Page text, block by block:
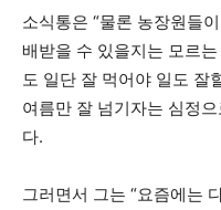
소식통은 “물론 농장원들
배받을 수 있을지는 모르
도 일단 잘 먹어야 일도 잘
여름만 잘 넘기자는 심정
다.
그러면서 그는 “요즘에는